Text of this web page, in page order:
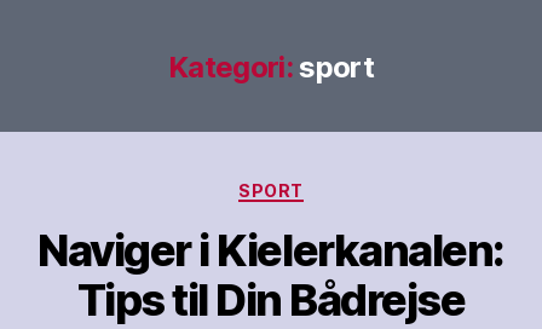
Kategori:sport
Kategorier
SPORT
Naviger i Kielerkanalen:
Tips til Din Bådrejse